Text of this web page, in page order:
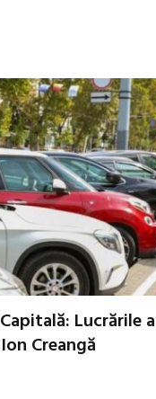
Lucrările
Creangă